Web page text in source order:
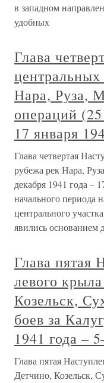
в западном
удобных
Глава
Нара, Руза,
операций
17 января
Глава четвертая
рубежа рек Нара,
декабря 1941 года –
начального периода
центрального
явились основанием
Глава пятая
левого
Козельск,
боев за
1941 года –
Глава пятая
Детчино, Козельск,